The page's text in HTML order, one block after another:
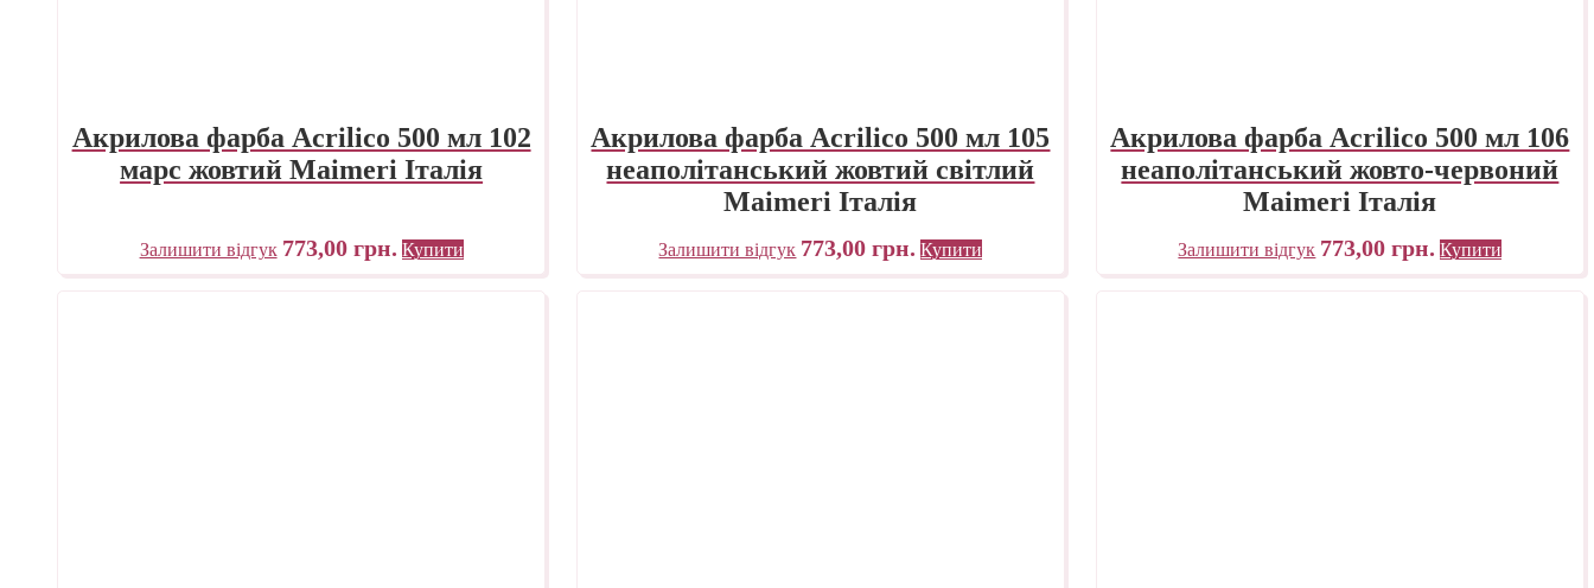
Акрилова фарба Acrilico 500 мл 102
марс жовтий Maimeri Італія
Залишити відгук 773,00 грн. Купити
Акрилова фарба Acrilico 500 мл 105
неаполітанський жовтий світлий
Maimeri Італія
Залишити відгук 773,00грн. Купити
Акрилова фарба Acrilico 500 мл 106
неаполітанський жовто-червоний
Maimeri Італія
Залишити відгук 773,00грн. Купити